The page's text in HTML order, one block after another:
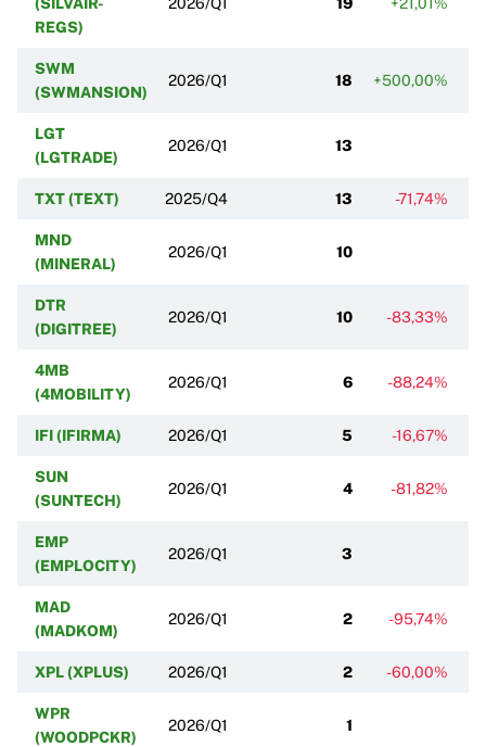
REGS)
SWM
(SWMANSION)
2026/Q1 18 +500,00%
LGT
(LGTRADE)
2026/Q1 13
TXT (TEXT) 2025/Q4 13 -71,74%
MND
(MINERAL)
2026/Q1 10
DTR
(DIGITREE)
2026/Q1 10 -83,33%
4MB
(4MOBILITY)
2026/Q1 6 -88,24%
IFI (IFIRMA) 2026/Q1 5 -16,67%
SUN
(SUNTECH)
2026/Q1 4 -81,82%
EMP
(EMPLOCITY)
2026/Q1 3
MAD
(MADKOM)
2026/Q1 2 -95,74%
XPL (XPLUS) 2026/Q1 2 -60,00%
WPR
(WOODPCKR)
2026/Q1 1